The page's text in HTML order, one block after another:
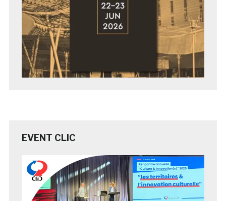
EVENT CLIC